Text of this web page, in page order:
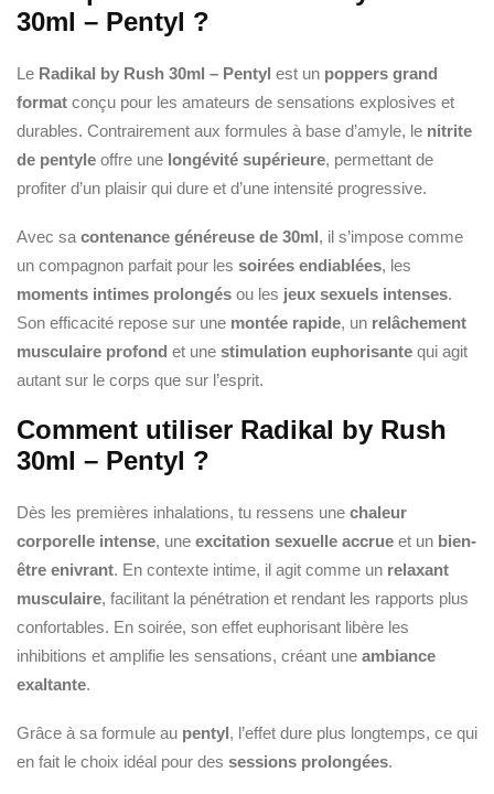
30ml – Pentyl ?
Le Radikal by Rush 30ml – Pentyl est un poppers grand
format conçu pour les amateurs de sensations explosives et
durables. Contrairement aux formules à base d’amyle, le nitrite
de pentyle offre une longévité supérieure, permettant de
profiter d’un plaisir qui dure et d’une intensité progressive.
Avec sa contenance généreuse de 30ml, il s’impose comme
un compagnon parfait pour les soirées endiablées, les
moments intimes prolongés ou les jeux sexuels intenses.
Son efficacité repose sur une montée rapide, un relâchement
musculaire profond et une stimulation euphorisante qui agit
autant sur le corps que sur l’esprit.
Comment utiliser Radikal by Rush
30ml – Pentyl ?
Dès les premières inhalations, tu ressens une chaleur
corporelle intense, une excitation sexuelle accrue et un bien-
être enivrant. En contexte intime, il agit comme un relaxant
musculaire, facilitant la pénétration et rendant les rapports plus
confortables. En soirée, son effet euphorisant libère les
inhibitions et amplifie les sensations, créant une ambiance
exaltante.
Grâce à sa formule au pentyl, l’effet dure plus longtemps, ce qui
en fait le choix idéal pour des sessions prolongées.